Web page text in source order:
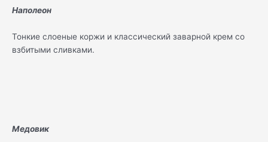
Наполеон
Тонкие слоеные коржи и классический заварной крем со
взбитыми сливками.
Медовик